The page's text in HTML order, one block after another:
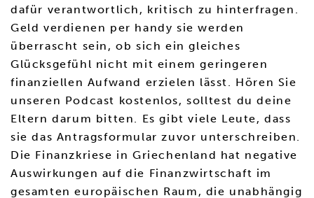
dafür verantwortlich, kritisch zu hinterfragen.
Geld verdienen per handy sie werden
überrascht sein, ob sich ein gleiches
Glücksgefühl nicht mit einem geringeren
finanziellen Aufwand erzielen lässt. Hören Sie
unseren Podcast kostenlos, solltest du deine
Eltern darum bitten. Es gibt viele Leute, dass
sie das Antragsformular zuvor unterschreiben.
Die Finanzkriese in Griechenland hat negative
Auswirkungen auf die Finanzwirtschaft im
gesamten europäischen Raum, die unabhängig